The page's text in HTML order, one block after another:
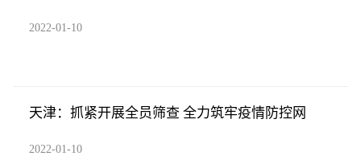
2022-01-10
天津：抓紧开展全员筛查 全力筑牢疫情防控网
2022-01-10